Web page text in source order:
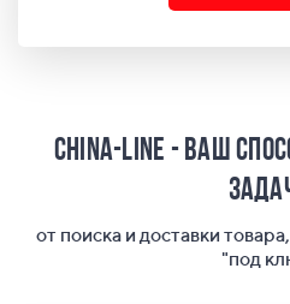
China-Line - ваш
от поиска и доставки
"под